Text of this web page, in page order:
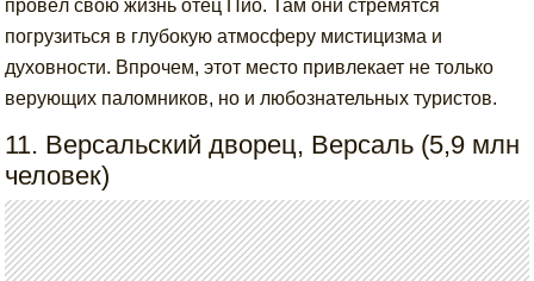
провёл свою жизнь отец Пио. Там они стремятся
погрузиться в глубокую атмосферу мистицизма и
духовности. Впрочем, этот место привлекает не только
верующих паломников, но и любознательных туристов.
11. Версальский дворец, Версаль (5,9 млн
человек)